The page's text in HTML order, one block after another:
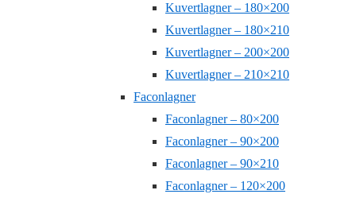
Kuvertlagner – 180×200
Kuvertlagner – 180×210
Kuvertlagner – 200×200
Kuvertlagner – 210×210
Faconlagner
Faconlagner – 80×200
Faconlagner – 90×200
Faconlagner – 90×210
Faconlagner – 120×200